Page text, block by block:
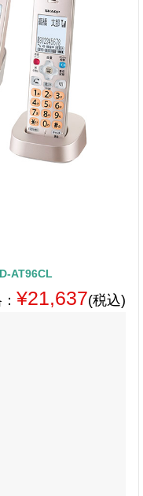
AT96CL
¥21,637(税込)